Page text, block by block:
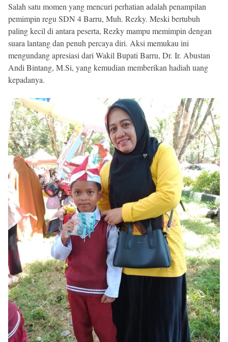
Salah satu momen yang mencuri perhatian adalah penampilan
pemimpin regu SDN 4 Barru, Muh. Rezky. Meski bertubuh
paling kecil di antara peserta, Rezky mampu memimpin dengan
suara lantang dan penuh percaya diri. Aksi memukau ini
mengundang apresiasi dari Wakil Bupati Barru, Dr. Ir. Abustan
Andi Bintang, M.Si, yang kemudian memberikan hadiah uang
kepadanya.